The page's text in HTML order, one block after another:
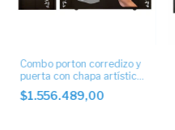
Combo porton corredizo y
puerta con chapa artística
con motor
$1.556.489,00